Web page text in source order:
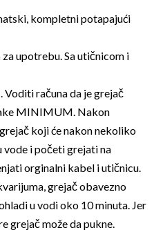
kompletni potapajući
upotrebu. Sa utičnicom i
računa da je grejač
MINIMUM. Nakon
koji će nakon nekoliko
i početi grejati na
orginalni kabel i utičnicu.
grejač obavezno
u vodi oko 10 minuta. Jer
grejač može da pukne.